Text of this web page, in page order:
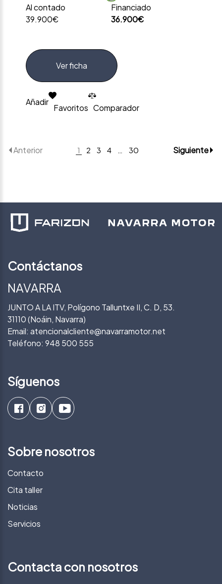
Al contado
39.900€
Financiado
36.900€
Ver ficha
Añadir
Favoritos Comparador
Anterior 1 2 3 4 30 Siguiente
Contáctanos
NAVARRA
JUNTO A LA ITV, Polígono Talluntxe II, C. D, 53.
31110 (Noáin, Navarra)
Email: atencionalcliente@navarramotor.net
Teléfono: 948 500 555
Síguenos
Sobre nosotros
Contacto
Cita taller
Noticias
Servicios
Contacta con nosotros